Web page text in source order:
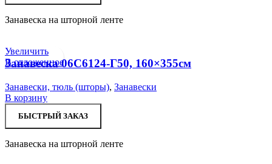
Занавеска на шторной ленте
Увеличить
В отложенное
Занавеска 06С6124-Г50, 160×355см
Занавески, тюль (шторы), Занавески
В корзину
БЫСТРЫЙ ЗАКАЗ
Занавеска на шторной ленте